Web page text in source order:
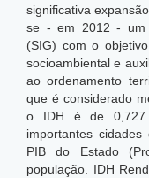
significativa
se - em 2012 - um
(SIG) com o
socioambiental e
ao ordenamento
que é considerado
o IDH é de 0,727
importantes
PIB do Estado
população. IDH